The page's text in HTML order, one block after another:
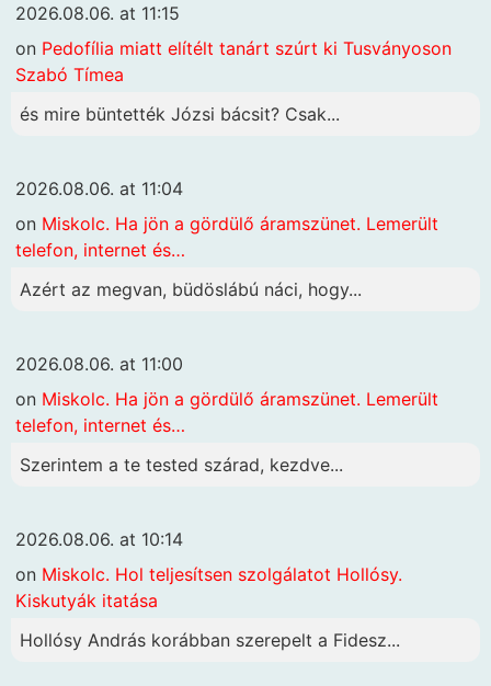
2026.08.06. at 11:15
on Pedofília miatt elítélt tanárt szúrt ki Tusványoson
Szabó Tímea
és mire büntették Józsi bácsit? Csak...
2026.08.06. at 11:04
on Miskolc. Ha jön a gördülő áramszünet. Lemerült
telefon, internet és…
Azért az megvan, büdöslábú náci, hogy...
2026.08.06. at 11:00
on Miskolc. Ha jön a gördülő áramszünet. Lemerült
telefon, internet és…
Szerintem a te tested szárad, kezdve...
2026.08.06. at 10:14
on Miskolc. Hol teljesítsen szolgálatot Hollósy.
Kiskutyák itatása
Hollósy András korábban szerepelt a Fidesz...